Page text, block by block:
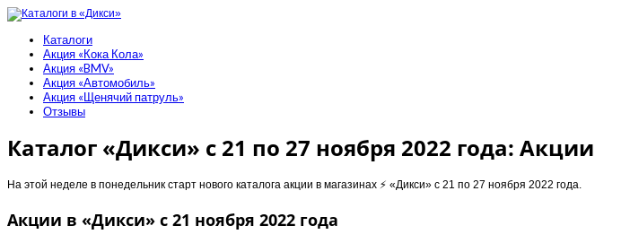
Каталоги
Акция «Кока Кола»
Акция «BMV»
Акция «Автомобиль»
Акция «Щенячий патруль»
Отзывы
Каталог «Дикси» с 21 по 27 ноября 2022 года: Акции
На этой неделе в понедельник старт нового каталога акции в магазинах ⚡️ «Дикси» с 21 по 27 ноября 2022 года.
Акции в «Дикси» с 21 ноября 2022 года